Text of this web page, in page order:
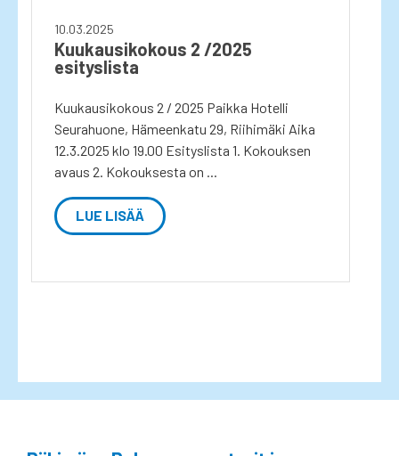
10.03.2025
Kuukausikokous 2 /2025
esityslista
Kuukausikokous 2 / 2025 Paikka Hotelli
Seurahuone, Hämeenkatu 29, Riihimäki Aika
12.3.2025 klo 19.00 Esityslista 1. Kokouksen
avaus 2. Kokouksesta on ...
LUE LISÄÄ